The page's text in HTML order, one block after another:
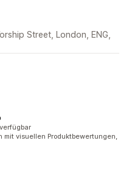
Street, London, ENG,
mit visuellen Produktbewertungen,